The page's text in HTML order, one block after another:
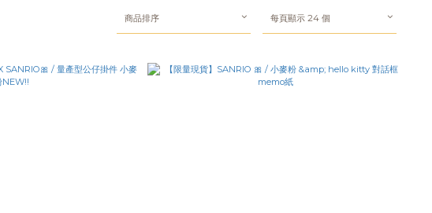
商品排序 每頁顯示 24 個